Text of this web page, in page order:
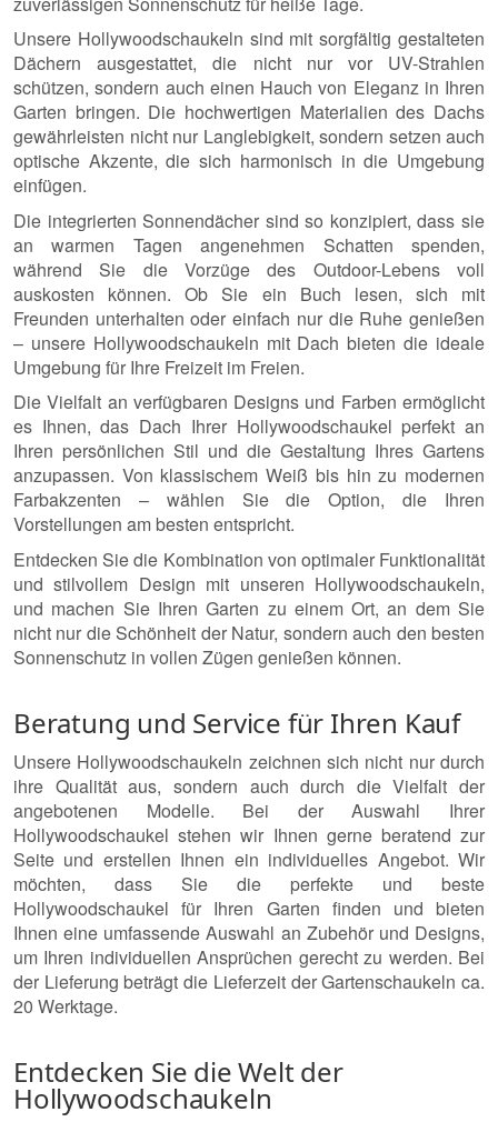
Unsere Hollywoodschaukeln sind mit sorgfältig gestalteten
Dächern ausgestattet, die nicht nur vor UV-Strahlen
schützen, sondern auch einen Hauch von Eleganz in Ihren
Garten bringen. Die hochwertigen Materialien des Dachs
gewährleisten nicht nur Langlebigkeit, sondern setzen auch
optische Akzente, die sich harmonisch in die Umgebung
einfügen.
Die integrierten Sonnendächer sind so konzipiert, dass sie
an warmen Tagen angenehmen Schatten spenden,
während Sie die Vorzüge des Outdoor-Lebens voll
auskosten können. Ob Sie ein Buch lesen, sich mit
Freunden unterhalten oder einfach nur die Ruhe genießen
– unsere Hollywoodschaukeln mit Dach bieten die ideale
Umgebung für Ihre Freizeit im Freien.
Die Vielfalt an verfügbaren Designs und Farben ermöglicht
es Ihnen, das Dach Ihrer Hollywoodschaukel perfekt an
Ihren persönlichen Stil und die Gestaltung Ihres Gartens
anzupassen. Von klassischem Weiß bis hin zu modernen
Farbakzenten – wählen Sie die Option, die Ihren
Vorstellungen am besten entspricht.
Entdecken Sie die Kombination von optimaler Funktionalität
und stilvollem Design mit unseren Hollywoodschaukeln,
und machen Sie Ihren Garten zu einem Ort, an dem Sie
nicht nur die Schönheit der Natur, sondern auch den besten
Sonnenschutz in vollen Zügen genießen können.
Beratung und Service für Ihren Kauf
Unsere Hollywoodschaukeln zeichnen sich nicht nur durch
ihre Qualität aus, sondern auch durch die Vielfalt der
angebotenen Modelle. Bei der Auswahl Ihrer
Hollywoodschaukel stehen wir Ihnen gerne beratend zur
Seite und erstellen Ihnen ein individuelles Angebot. Wir
möchten, dass Sie die perfekte und beste
Hollywoodschaukel für Ihren Garten finden und bieten
Ihnen eine umfassende Auswahl an Zubehör und Designs,
um Ihren individuellen Ansprüchen gerecht zu werden. Bei
der Lieferung beträgt die Lieferzeit der Gartenschaukeln ca.
20 Werktage.
Entdecken Sie die Welt der
Hollywoodschaukeln